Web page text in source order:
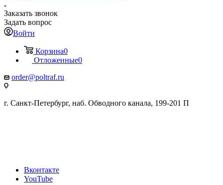
Заказать звонок
Задать вопрос
Войти
Корзина0
Отложенные0
order@poltraf.ru
г. Санкт-Петербург, наб. Обводного канала, 199-201 П
Вконтакте
YouTube